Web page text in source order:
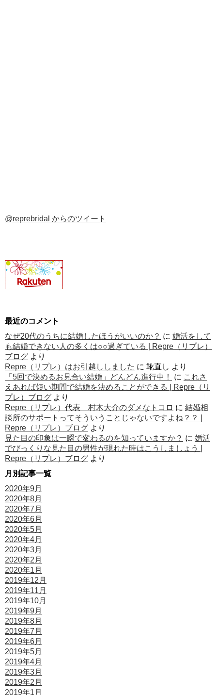
@reprebridal からのツイート
最近のコメント
なぜ20代のうちに結婚したほうがいいのか？ に 婚活をして
も結婚できない人の多くは○○過ぎている | Repre（リプレ）
ブログ より
Repre（リプレ）はお引越ししました に 靴直し より
「5回で決めるお見合い結婚」どんどん進行中！
に これさ
えあれば短い期間で結婚を決めることができる | Repre（リ
プレ）ブログ より
Repre（リプレ）代表 村木大介のダメなトコロ に 結婚相
談所のサポートってそういうことじゃないですよね？？ |
Repre（リプレ）ブログ より
見た目の印象は一瞬で変わるのを知っていますか？ に 婚活
でびっくりな見た目の男性が現れた時はこうしましょう |
Repre（リプレ）ブログ より
月別記事一覧
2020年9月
2020年8月
2020年7月
2020年6月
2020年5月
2020年4月
2020年3月
2020年2月
2020年1月
2019年12月
2019年11月
2019年10月
2019年9月
2019年8月
2019年7月
2019年6月
2019年5月
2019年4月
2019年3月
2019年2月
2019年1月